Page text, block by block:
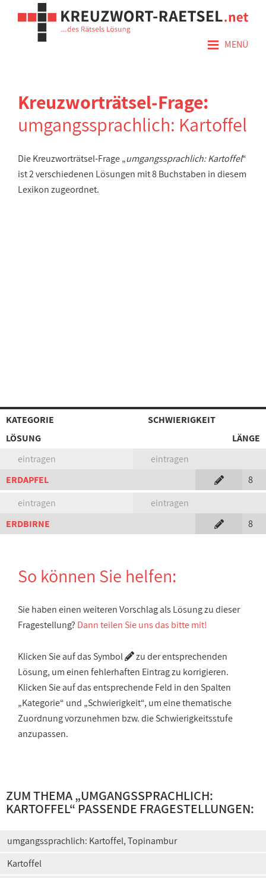
≡ MENÜ
Kreuzworträtsel-Frage:
umgangssprachlich: Kartoffel
Die Kreuzworträtsel-Frage „umgangssprachlich: Kartoffel“
ist 2 verschiedenen Lösungen mit 8 Buchstaben in diesem
Lexikon zugeordnet.
KATEGORIE
SCHWIERIGKEIT
LÖSUNG
LÄNGE
eintragen
eintragen
ERDAPFEL
8
eintragen
eintragen
ERDBIRNE
8
So können Sie helfen:
Sie haben einen weiteren Vorschlag als Lösung zu dieser
Fragestellung? Dann teilen Sie uns das bitte mit!
Klicken Sie auf das Symbol
zu der entsprechenden
Lösung, um einen fehlerhaften Eintrag zu korrigieren.
Klicken Sie auf das entsprechende Feld in den Spalten
„Kategorie“ und „Schwierigkeit“, um eine thematische
Zuordnung vorzunehmen bzw. die Schwierigkeitsstufe
anzupassen.
ZUM THEMA „UMGANGSSPRACHLICH:
KARTOFFEL“ PASSENDE FRAGESTELLUNGEN:
umgangssprachlich: Kartoffel, Topinambur
Kartoffel